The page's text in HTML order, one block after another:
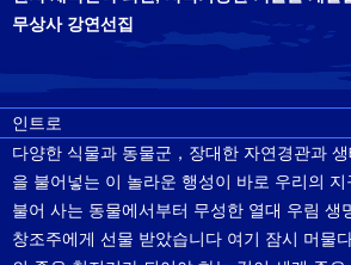
무상사 강연선집
인트로
다양한 식물과 동물군，장대한 자연경관과
을 불어넣는 이 놀라운 행성이 바로 우리의
불어 사는 동물에서부터 무성한 열대 우림 생
창조주에게 선물 받았습니다 여기 잠시 머물